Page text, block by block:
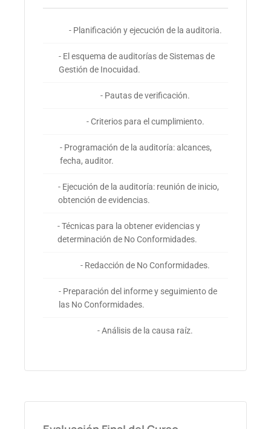
- Planificación y ejecución de la auditoria.
- El esquema de auditorías de Sistemas de
Gestión de Inocuidad.
- Pautas de verificación.
- Criterios para el cumplimiento.
- Programación de la auditoría: alcances,
fecha, auditor.
- Ejecución de la auditoría: reunión de inicio,
obtención de evidencias.
- Técnicas para la obtener evidencias y
determinación de No Conformidades.
- Redacción de No Conformidades.
- Preparación del informe y seguimiento de
las No Conformidades.
- Análisis de la causa raíz.